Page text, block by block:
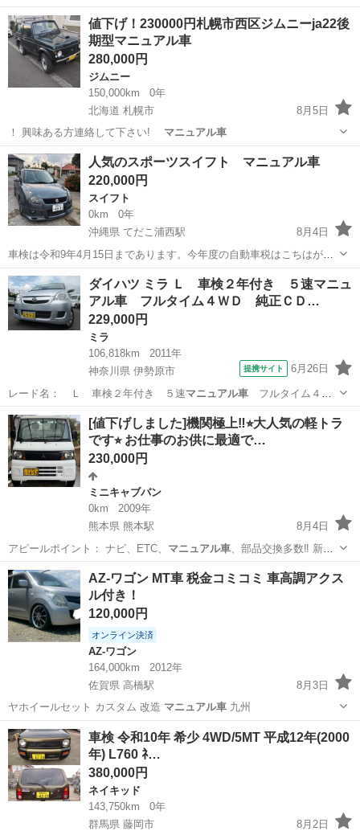
沖縄 中頭郡 てだこ浦西駅 ハイゼット
値下げ！230000円札幌市西区ジムニーja22後
期型マニュアル車
280,000円
ジムニー
150,000km
0年
北海道 札幌市
8月5日
！ 興味ある方連絡して下さい! マニュアル車
北海道 札幌市 ジムニー
人気のスポーツスイフト マニュアル車
220,000円
スイフト
0km
0年
沖縄県 てだこ浦西駅
8月4日
車検は令和9年4月15日まであります。今年度の自動車税はこちはがご
負担させて頂きます。 エンジン、エアコン良好です。 不具合はクラッ
チが滑り始めてます。クラッチ交換される場合は部品代、工賃込みで
７万くらいかかるそうです。 2...
沖縄 沖縄市 てだこ浦西駅 スイフト
ダイハツ ミラ Ｌ 車検２年付き ５速マニュ
アル車 フルタイム４ＷＤ 純正ＣＤ…
229,000円
ミラ
106,818km
2011年
神奈川県 伊勢原市
提携サイト 6月26日
レード名： Ｌ 車検２年付き ５速マニュアル車フルタイム４Ｗ
Ｄ 純正ＣＤオーデ…
神奈川 伊勢原市 ミラ
[値下げしました]機関極上‼️⭐︎大人気の軽トラ
です⭐︎ お仕事のお供に最適で…
230,000円
ミニキャブバン
0km
2009年
熊本県 熊本駅
8月4日
アピールポイント： ナビ、ETC、 マニュアル車、部品交換多数‼️ 新品
交換部品一…
熊本 熊本市 熊本駅 ミニキャブバン 車両
AZ-ワゴン MT車 税金コミコミ 車高調アクス
ル付き！
120,000円
オンライン決済
AZ-ワゴン
164,000km
2012年
佐賀県 高橋駅
8月3日
ヤホイールセット カスタム 改造 マニュアル車九州
佐賀 武雄市 高橋駅 AZ-ワゴン ミッション
車検 令和10年 希少 4WD/5MT 平成12年(2000
年) L760 ﾈ…
380,000円
ネイキッド
143,750km
0年
群馬県 藤岡市
8月2日